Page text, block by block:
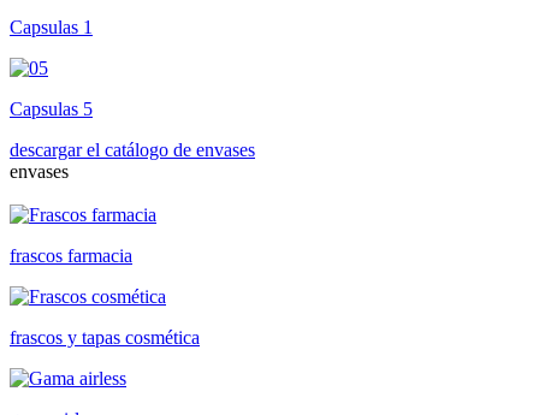
Capsulas 1
Capsulas 5
descargar el catálogo de envases
envases
frascos farmacia
frascos y tapas cosmética